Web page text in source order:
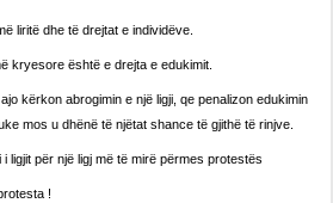
liritë dhe të drejtat e individëve.
kryesore është e drejta e edukimit.
kërkon abrogimin e një ligji, qe penalizon edukimin
mos u dhënë të njëtat shance të gjithë të rinjve.
ligjit për një ligj më të mirë përmes protestës
!